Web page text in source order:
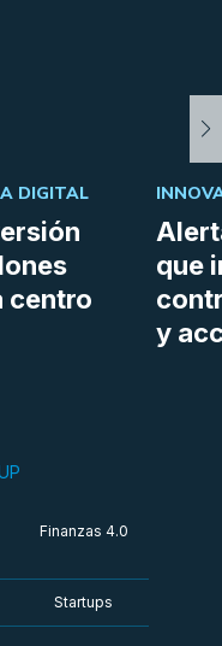
centro
DIGITAL
que
y
Finanzas 4.0
Startups